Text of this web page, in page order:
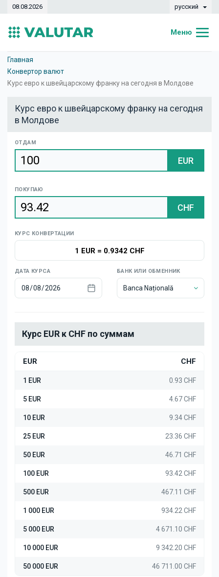
08.08.2026 русский
Меню
Курсы валют
Новости
Главная
Конвертор валют
Курс евро к швейцарскому франку на сегодня в Молдове
Курс евро к швейцарскому франку на сегодня
в Молдове
ОТДАМ
EUR
ПОКУПАЮ
CHF
КУРС КОНВЕРТАЦИИ
1 EUR= 0.9342 CHF
ДАТА КУРСА БАНК ИЛИ ОБМЕННИК
Banca Națională
Курс EUR к CHF по суммам
EUR CHF
1 EUR 0.93 CHF
5 EUR 4.67 CHF
10 EUR 9.34 CHF
25 EUR 23.36 CHF
50 EUR 46.71 CHF
100 EUR 93.42 CHF
500 EUR 467.11 CHF
1 000 EUR 934.22 CHF
5 000 EUR 4 671.10 CHF
10 000 EUR 9 342.20 CHF
50 000 EUR 46 711.00 CHF